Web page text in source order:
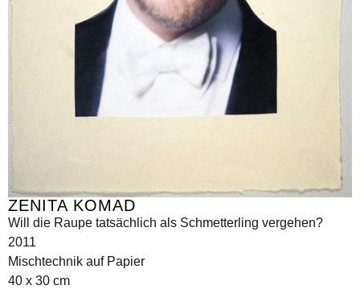
ZENITA KOMAD
Will die Raupe tatsächlich als Schmetterling vergehen?
2011
Mischtechnik auf Papier
40 x 30 cm